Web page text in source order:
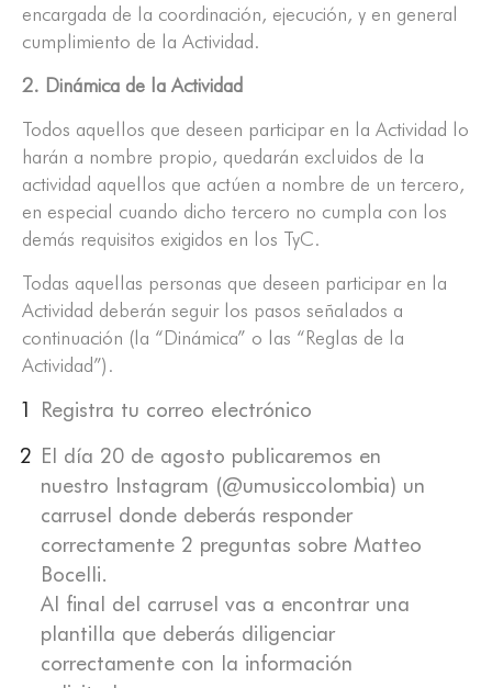
encargada de la coordinación, ejecución, y en general
cumplimiento de la Actividad.
2. Dinámica de la Actividad
Todos aquellos que deseen participar en la Actividad lo
harán a nombre propio, quedarán excluidos de la
actividad aquellos que actúen a nombre de un tercero,
en especial cuando dicho tercero no cumpla con los
demás requisitos exigidos en los TyC.
Todas aquellas personas que deseen participar en la
Actividad deberán seguir los pasos señalados a
continuación (la “Dinámica” o las “Reglas de la
Actividad”).
Registra tu correo electrónico
El día 20 de agosto publicaremos en
nuestro Instagram (@umusiccolombia) un
carrusel donde deberás responder
correctamente 2 preguntas sobre Matteo
Bocelli.
Al final del carrusel vas a encontrar una
plantilla que deberás diligenciar
correctamente con la información